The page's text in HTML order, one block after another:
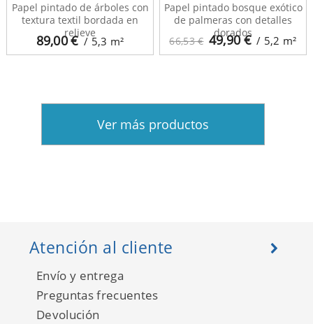
89,00€ / 5,3 m²
Papel pintado de árboles con
textura textil bordada en
relieve
66,53 € 49,90€ / 5,2 m²
Papel pintado bosque exótico
de palmeras con detalles
dorados
Ver más productos
Atención al cliente
Envío y entrega
Preguntas frecuentes
Devolución